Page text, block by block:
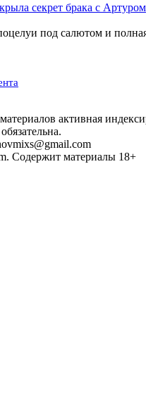
секрет брака с Артуром
под салютом и
активная
Содержит материалы 18+